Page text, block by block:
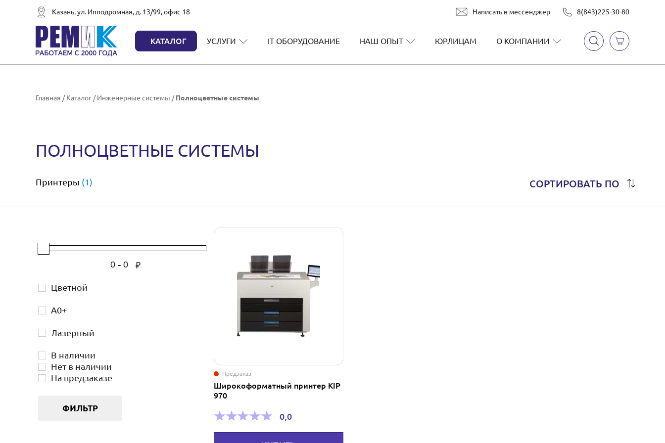
Казань, ул. Ипподромная, д. 13/99, офис 18 Написать в мессенджер 8(843)225-30-80
КАТАЛОГ УСЛУГИ IT ОБОРУДОВАНИЕ НАШ ОПЫТ ЮРЛИЦАМ О КОМПАНИИ
Главная /Каталог /Инженерные системы /Полноцветные системы
ПОЛНОЦВЕТНЫЕ СИСТЕМЫ
Принтеры (1) СОРТИРОВАТЬ ПО
Широкоформатный принтер KIP
970
Предзаказ
0,0
- ₽
Цветной
А0+
Лазерный
В наличии
Нет в наличии
На предзаказе
ФИЛЬТР